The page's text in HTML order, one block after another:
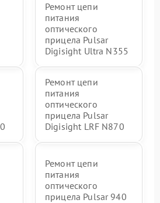
Ремонт цепи
питания
оптического
прицела Pulsar
Digisight Ultra N355
Ремонт цепи
питания
оптического
прицела Pulsar
Digisight LRF N870
Ремонт цепи
питания
оптического
прицела Pulsar 940